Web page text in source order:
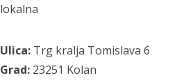
lokalna
Ulica: Trg kralja Tomislava 6
Grad: 23251 Kolan